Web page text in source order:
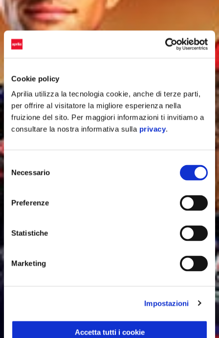
Cookie policy
Aprilia utilizza la tecnologia cookie, anche di terze parti,
per offrire al visitatore la migliore esperienza nella
fruizione del sito. Per maggiori informazioni ti invitiamo a
consultare la nostra informativa sulla privacy.
Selezione
delNecessario
Preferenze
Statistiche
Marketing
Impostazioni
Accetta tutti i cookie